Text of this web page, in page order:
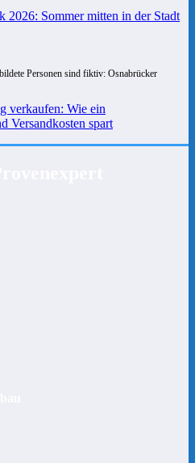
2026: Sommer mitten in der Stadt
Personen sind fiktiv: Osnabrücker
verkaufen: Wie ein
Versandkosten spart